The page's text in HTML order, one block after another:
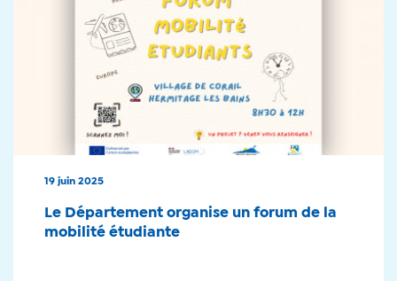
19 juin 2025
Le Département organise un forum de la
mobilité étudiante